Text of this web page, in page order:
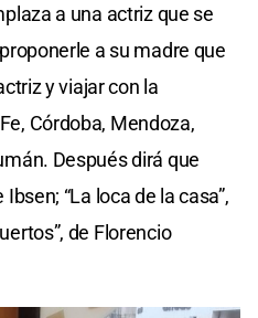
a una actriz que se
a su madre que
y viajar con la
Córdoba, Mendoza,
Después dirá que
“La loca de la casa”,
de Florencio